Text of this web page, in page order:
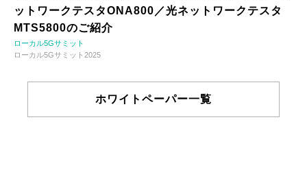
ットワークテスタONA800／光ネットワークテスタ
MTS5800のご紹介
ローカル5Gサミット
ローカル5Gサミット2025
ホワイトペーパー一覧